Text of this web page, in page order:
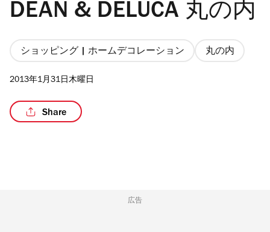
DEAN & DELUCA 丸の内
ショッピング | ホームデコレーション 丸の内
2013年1月31日木曜日
Share
広告